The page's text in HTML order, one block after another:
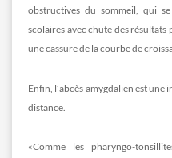
obstructives du sommeil, qui
scolaires avec chute des
une cassure de la courbe de
Enfin, l’abcès amygdalien est
distance.
«Comme les pharyngo-